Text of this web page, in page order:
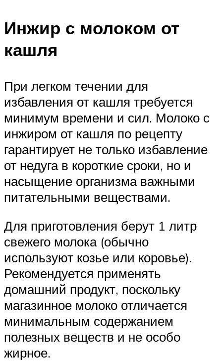
Инжир с молоком от
кашля
При легком течении для
избавления от кашля требуется
минимум времени и сил. Молоко с
инжиром от кашля по рецепту
гарантирует не только избавление
от недуга в короткие сроки, но и
насыщение организма важными
питательными веществами.
Для приготовления берут 1 литр
свежего молока (обычно
используют козье или коровье).
Рекомендуется применять
домашний продукт, поскольку
магазинное молоко отличается
минимальным содержанием
полезных веществ и не особо
жирное.